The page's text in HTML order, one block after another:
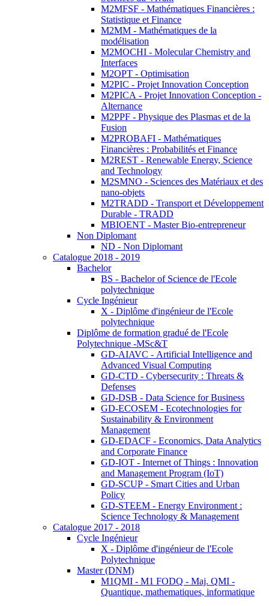
M2MFSF - Mathématiques Financières :
Statistique et Finance
M2MM - Mathématiques de la
modélisation
M2MOCHI - Molecular Chemistry and
Interfaces
M2OPT - Optimisation
M2PIC - Projet Innovation Conception
M2PICA - Projet Innovation Conception -
Alternance
M2PPF - Physique des Plasmas et de la
Fusion
M2PROBAFI - Mathématiques
Financières : Probabilités et Finance
M2REST - Renewable Energy, Science
and Technology
M2SMNO - Sciences des Matériaux et des
nano-objets
M2TRADD - Transport et Développement
Durable - TRADD
MBIOENT - Master Bio-entrepreneur
Non Diplomant
ND - Non Diplomant
Catalogue 2018 - 2019
Bachelor
BS - Bachelor of Science de l'Ecole
polytechnique
Cycle Ingénieur
X - Diplôme d'ingénieur de l'Ecole
polytechnique
Diplôme de formation gradué de l'Ecole
Polytechnique -MSc&T
GD-AIAVC - Artificial Intelligence and
Advanced Visual Computing
GD-CTD - Cybersecurity : Threats &
Defenses
GD-DSB - Data Science for Business
GD-ECOSEM - Ecotechnologies for
Sustainability & Environment
Management
GD-EDACF - Economics, Data Analytics
and Corporate Finance
GD-IOT - Internet of Things : Innovation
and Management Program (IoT)
GD-SCUP - Smart Cities and Urban
Policy
GD-STEEM - Energy Environment :
Science Technology & Management
Catalogue 2017 - 2018
Cycle Ingénieur
X - Diplôme d'ingénieur de l'Ecole
Polytechnique
Master (DNM)
M1QMI - M1 FODQ - Maj. QMI -
Quantique, mathematiques, informatique